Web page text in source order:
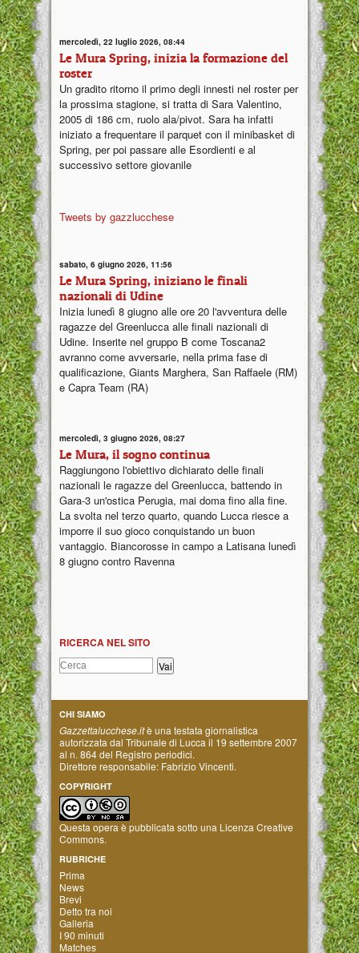
mercoledì, 22 luglio 2026, 08:44
Le Mura Spring, inizia la formazione del
roster
Un gradito ritorno il primo degli innesti nel roster per
la prossima stagione, si tratta di Sara Valentino,
2005 di 186 cm, ruolo ala/pivot. Sara ha infatti
iniziato a frequentare il parquet con il minibasket di
Spring, per poi passare alle Esordienti e al
successivo settore giovanile
Tweets by gazzlucchese
sabato, 6 giugno 2026, 11:56
Le Mura Spring, iniziano le finali
nazionali di Udine
Inizia lunedì 8 giugno alle ore 20 l'avventura delle
ragazze del Greenlucca alle finali nazionali di
Udine. Inserite nel gruppo B come Toscana2
avranno come avversarie, nella prima fase di
qualificazione, Giants Marghera, San Raffaele (RM)
e Capra Team (RA)
mercoledì, 3 giugno 2026, 08:27
Le Mura, il sogno continua
Raggiungono l'obiettivo dichiarato delle finali
nazionali le ragazze del Greenlucca, battendo in
Gara-3 un'ostica Perugia, mai doma fino alla fine.
La svolta nel terzo quarto, quando Lucca riesce a
imporre il suo gioco conquistando un buon
vantaggio. Biancorosse in campo a Latisana lunedì
8 giugno contro Ravenna
RICERCA NEL SITO
CHI SIAMO
Gazzettalucchese.itè una testata giornalistica
autorizzata dal Tribunale di Lucca il 19 settembre 2007
al n. 864 del Registro periodici.
Direttore responsabile: Fabrizio Vincenti.
COPYRIGHT
Questa opera è pubblicata sotto una Licenza Creative
Commons.
RUBRICHE
Prima
News
Brevi
Detto tra noi
Galleria
I 90 minuti
Matches